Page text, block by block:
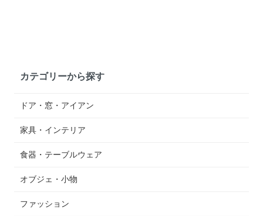
カテゴリーから探す
ドア・窓・アイアン
家具・インテリア
食器・テーブルウェア
オブジェ・小物
ファッション